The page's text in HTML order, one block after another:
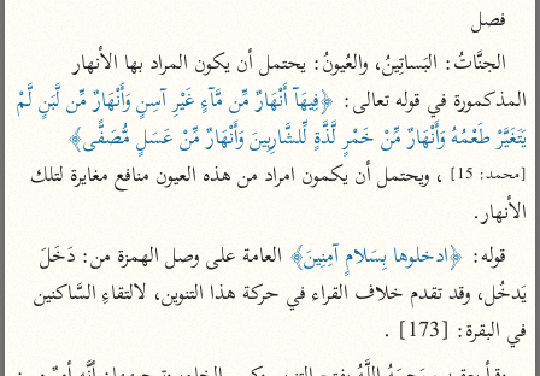
اشترك لتصلك أخبار مشاريعنا
اشترك
راسلنا •تليجرام •تويتر
تعليمات •عن الباحث القرآني
فصل
الجنَّاتُ: البَساتِينُ، والعُيونُ: يحتمل أن يكون المراد بها الأنهار
المذكمورة في قوله تعالى:
يَتَغَيَّرْ طَعْمُهُ وَأَنْهَارٌ مِّنْ خَمْرٍ لَّذَّةٍ لِّلشَّارِبِينَ وَأَنْهَارٌ مِّنْ عَسَلٍ مُّصَفًّى﴾
[محمد: 15]
الأنهار.
قوله: ﴿ادخلوها بِسَلامٍ آمِنِينَ﴾
في البقرة: [173] .